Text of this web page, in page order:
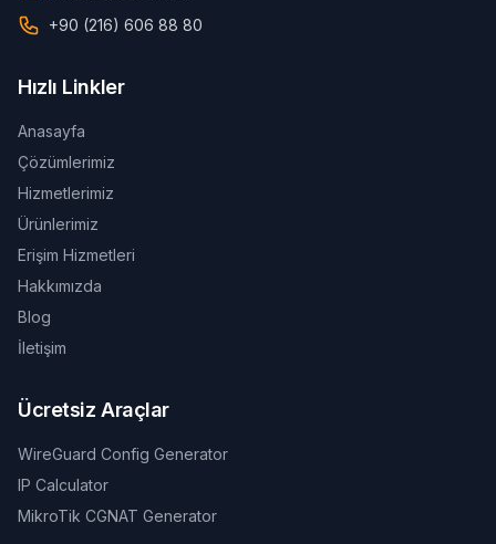
+90 (216) 606 88 80
Hızlı Linkler
Anasayfa
Çözümlerimiz
Hizmetlerimiz
Ürünlerimiz
Erişim Hizmetleri
Hakkımızda
Blog
İletişim
Ücretsiz Araçlar
WireGuard Config Generator
IP Calculator
MikroTik CGNAT Generator